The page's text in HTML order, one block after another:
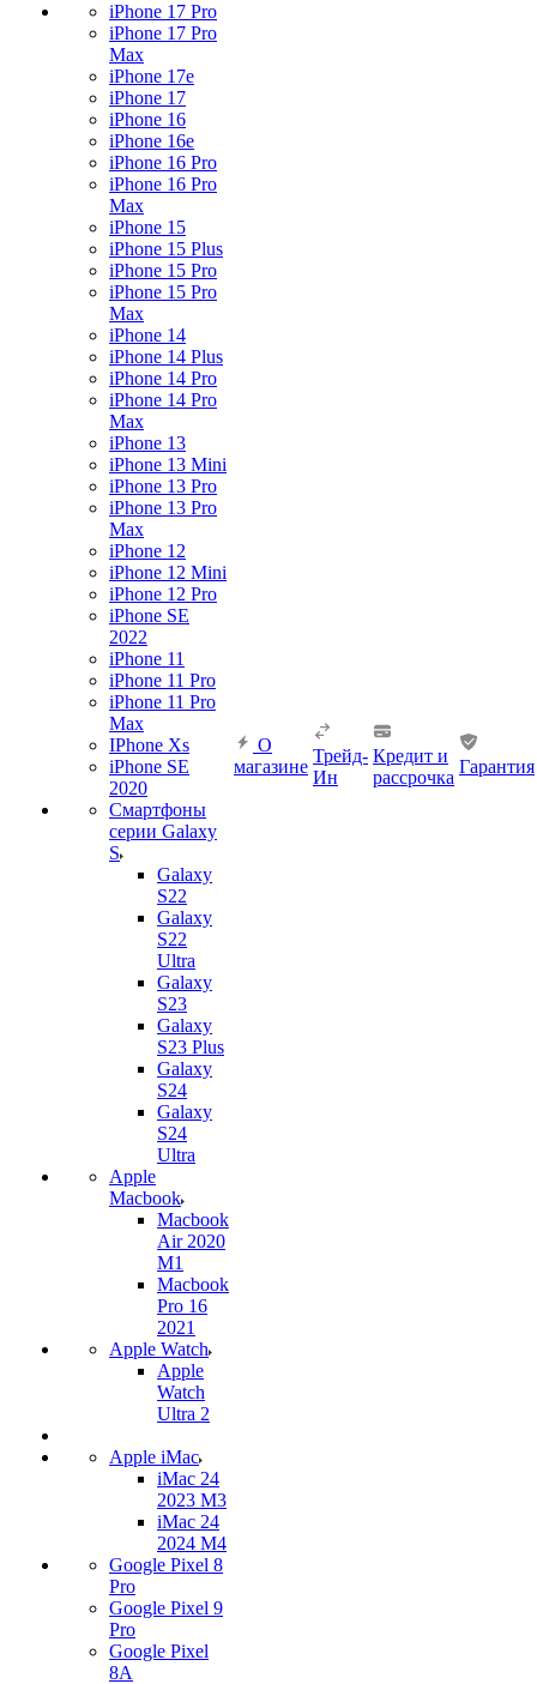
iPhone 17 Pro
iPhone 17 Pro
Max
iPhone 17e
iPhone 17
iPhone 16
iPhone 16e
iPhone 16 Pro
iPhone 16 Pro
Max
iPhone 15
iPhone 15 Plus
iPhone 15 Pro
iPhone 15 Pro
Max
iPhone 14
iPhone 14 Plus
iPhone 14 Pro
iPhone 14 Pro
Max
iPhone 13
iPhone 13 Mini
iPhone 13 Pro
iPhone 13 Pro
Max
iPhone 12
iPhone 12 Mini
iPhone 12 Pro
iPhone SE
2022
iPhone 11
iPhone 11 Pro
iPhone 11 Pro
Max
IPhone Xs
iPhone SE
2020
Смартфоны
серии Galaxy
S
Galaxy
S22
Galaxy
S22
Ultra
Galaxy
S23
Galaxy
S23 Plus
Galaxy
S24
Galaxy
S24
Ultra
Apple
Macbook
Macbook
Air 2020
M1
Macbook
Pro 16
2021
Apple Watch
Apple
Watch
Ultra 2
Apple iMac
iMac 24
2023 M3
iMac 24
2024 M4
Google Pixel 8
Pro
Google Pixel 9
Pro
Google Pixel
8A
О
магазине
Трейд-
Ин
Кредит и
рассрочка
Гарантия